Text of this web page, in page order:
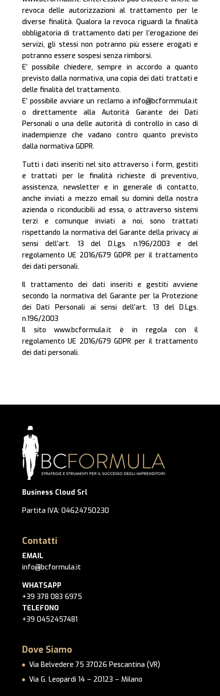
revoca delle autorizzazioni al trattamento per le
diverse finalità. Qualora la revoca riguardi la finalità
obbligatoria di trattamento dati per l’erogazione dei
servizi, gli stessi non potranno più essere erogati e
potranno essere sospesi senza rimborsi.
E’ possibile chiedere, sempre in accordo a quanto
previsto dalla normativa, una copia dei dati trattati e
delle finalità del trattamento.
E’ possibile avviare un reclamo a info@bcformmula.it
o direttamente alla Autorità Garante dei Dati
Personali o una delle autorità di controllo in caso di
inadempienze che vadano contro quanto previsto
dalla normativa GDPR.
Tutti i dati inseriti nel sito attraverso i form, gestiti
e trattati per le finalità richieste di preventivo,
assistenza, newsletter e in generale di contatto,
anche inviati a mezzo email su domini della nostra
azienda o riconducibili ad essa, o attraverso sistemi
terzi e comunque inviati a noi, sono trattati
rispettando la normativa del Garante della privacy ai
sensi dell’art. 13 del D.Lgs. n.196/2003 e del
regolamento UE 2016/679 GDPR per il trattamento
dei dati personali.
Il trattamento dei dati inseriti e gestiti avviene
secondo la normativa del Garante per la Protezione
dei Dati Personali ai sensi dell’art. 13 del D.Lgs.
n.196/2003
Il sito www.bcformula.it è in regola con il
regolamento UE 2016/679 GDPR per il trattamento
dei dati personali.
Business Cloud Srl
Partita IVA: 04624750230
Contatti
EMAIL
info@bcformula.it
WHATSAPP
+39 378 083 6975
TELEFONO
+39 0452457481
Dove Siamo
Via Belvedere 75 37026 Pescantina (VR)
Via G. Leopardi 14 – 20123 – Milano